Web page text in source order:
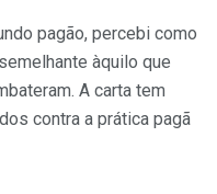
pagão, percebi como
àquilo que
A carta tem
contra a prática pagã